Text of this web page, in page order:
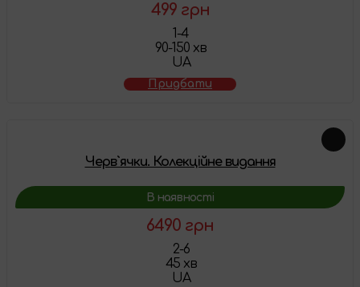
499 грн
1-4
90-150 хв
UA
Придбати
Черв`ячки. Колекційне видання
В наявності
6490 грн
2-6
45 хв
UA